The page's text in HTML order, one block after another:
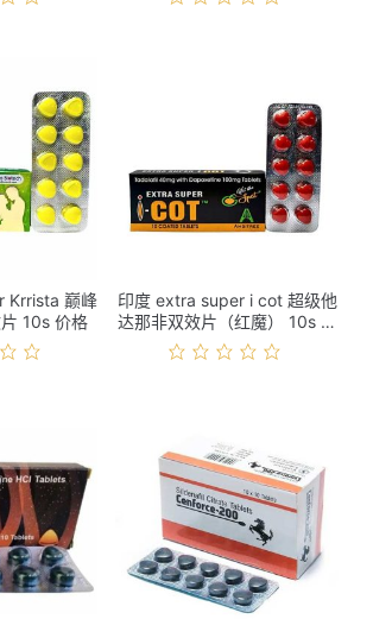
Krrista 巅峰
10s 价格
印度 extra super i cot 超级他
达那非双效片（红魔） 10s 价
格